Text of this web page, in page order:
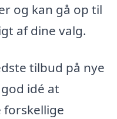
og kan gå op til
af dine valg.
tilbud på nye
idé at